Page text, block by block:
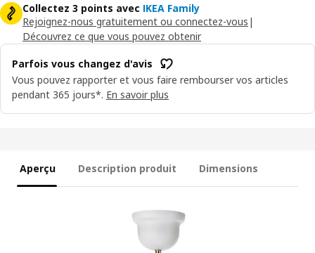
Collectez 3 points avec IKEA Family
Rejoignez-nous gratuitement ou connectez-vous |
Découvrez ce que vous pouvez obtenir
Parfois vous changez d'avis
Vous pouvez rapporter et vous faire rembourser vos articles
pendant 365 jours*. En savoir plus
Aperçu Description produit Dimensions